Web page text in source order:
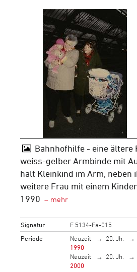
Bahnhofhilfe - eine ältere
weiss-gelber Armbinde mit
hält Kleinkind im Arm, neben
weitere Frau mit einem
1990
Signatur
F 5134-Fa-015
Periode
Neuzeit 20. Jh.
1990
Neuzeit
20. Jh.
2000